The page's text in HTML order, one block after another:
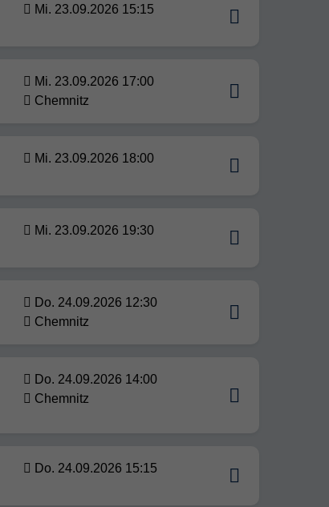
Mi. 23.09.2026 15:15
Mi. 23.09.2026 17:00
Chemnitz
Mi. 23.09.2026 18:00
Mi. 23.09.2026 19:30
Do. 24.09.2026 12:30
Chemnitz
Do. 24.09.2026 14:00
Chemnitz
Do. 24.09.2026 15:15